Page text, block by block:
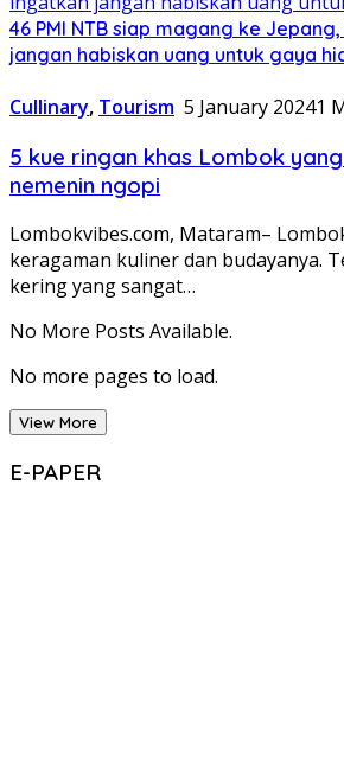
46 PMI NTB siap magang ke
jangan habiskan uang untuk gaya
Cullinary, Tourism 5 January 20241
5 kue ringan khas Lombok
nemenin ngopi
Lombokvibes.com, Mataram–
keragaman kuliner dan budayanya.
kering yang sangat…
No More Posts Available.
No more pages to load.
View More
E-PAPER